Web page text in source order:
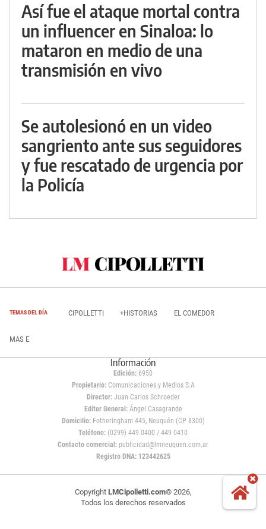
Así fue el ataque mortal contra
un influencer en Sinaloa: lo
mataron en medio de una
transmisión en vivo
Se autolesionó en un video
sangriento ante sus seguidores
y fue rescatado de urgencia por
la Policía
TEMAS DEL DÍA CIPOLLETTI +HISTORIAS EL COMEDOR
MAS E
Información
Edición: 6950
Propietario:Comunicaciones y Medios S.A
Director: Juan Carlos Schroeder
Editor General:Ángel Casagrande
Domicilio:Fotheringham 445, Neuquén (CP 8300)
Teléfono: (0299) 449 0400 / 449 0410
Contacto comercial: publicidad@lmneuquen.com.ar
Registro DNA: 123442625
Copyright LMCipolletti.com© 2026,
Todos los derechos reservados